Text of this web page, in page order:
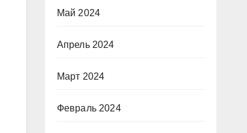
Май 2024
Апрель 2024
Март 2024
Февраль 2024